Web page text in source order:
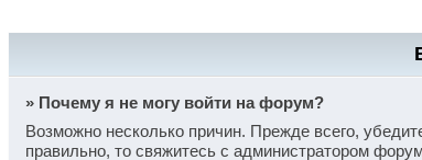
» Почему я не могу войти на форум?
Возможно несколько причин. Прежде всего,
правильно, то свяжитесь с администратором